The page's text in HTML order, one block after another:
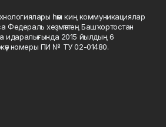
һәм киң коммуникациялар
Федераль хеҙмәттең Башҡортостан
идаралығында 2015 йылдың 6
номеры ПИ № ТУ 02-01480.